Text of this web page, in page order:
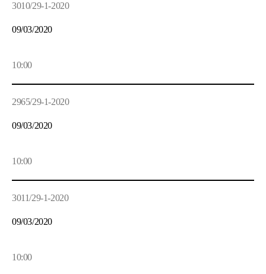
3010/29-1-2020
09/03/2020
10:00
2965/29-1-2020
09/03/2020
10:00
3011/29-1-2020
09/03/2020
10:00